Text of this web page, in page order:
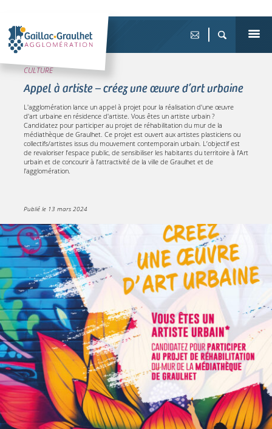
CULTURE
Appel à artiste – créez une œuvre d’art urbaine
L'agglomération lance un appel à projet pour la réalisation d'une œuvre
d'art urbaine en résidence d'artiste. Vous êtes un artiste urbain ?
Candidatez pour participer au projet de réhabilitation du mur de la
médiathèque de Graulhet. Ce projet est ouvert aux artistes plasticiens ou
collectifs/artistes issus du mouvement contemporain urbain. L’objectif est
de revaloriser l’espace public, de sensibiliser les habitants du territoire à l’Art
urbain et de concourir à l’attractivité de la ville de Graulhet et de
l'agglomération.
Publié le 13 mars 2024